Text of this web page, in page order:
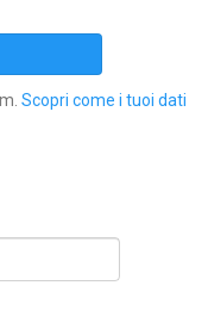
Scopri come i tuoi dati